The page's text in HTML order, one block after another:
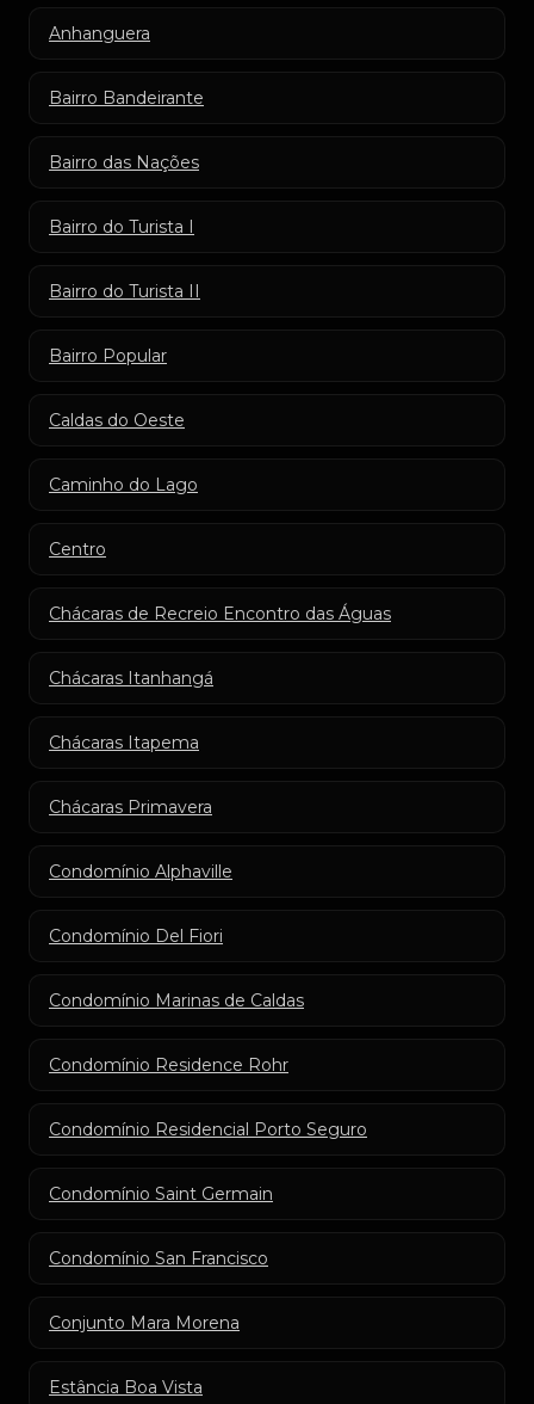
Anhanguera
Bairro Bandeirante
Bairro das Nações
Bairro do Turista I
Bairro do Turista II
Bairro Popular
Caldas do Oeste
Caminho do Lago
Centro
Chácaras de Recreio Encontro das Águas
Chácaras Itanhangá
Chácaras Itapema
Chácaras Primavera
Condomínio Alphaville
Condomínio Del Fiori
Condomínio Marinas de Caldas
Condomínio Residence Rohr
Condomínio Residencial Porto Seguro
Condomínio Saint Germain
Condomínio San Francisco
Conjunto Mara Morena
Estância Boa Vista